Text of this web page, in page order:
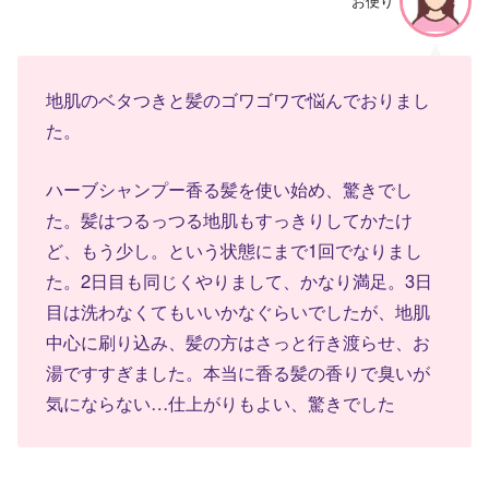
地肌のベタつきと髪のゴワゴワで悩んでおりまし
た。
ハーブシャンプー香る髪を使い始め、驚きでし
た。髪はつるっつる地肌もすっきりしてかたけ
ど、もう少し。という状態にまで1回でなりまし
た。2日目も同じくやりまして、かなり満足。3日
目は洗わなくてもいいかなぐらいでしたが、地肌
中心に刷り込み、髪の方はさっと行き渡らせ、お
湯ですすぎました。本当に香る髪の香りで臭いが
気にならない…仕上がりもよい、驚きでした